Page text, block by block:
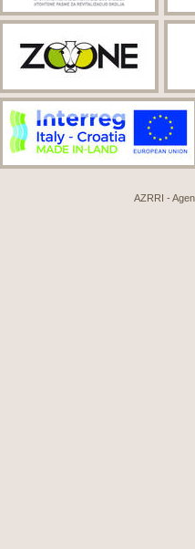
AZRRI -